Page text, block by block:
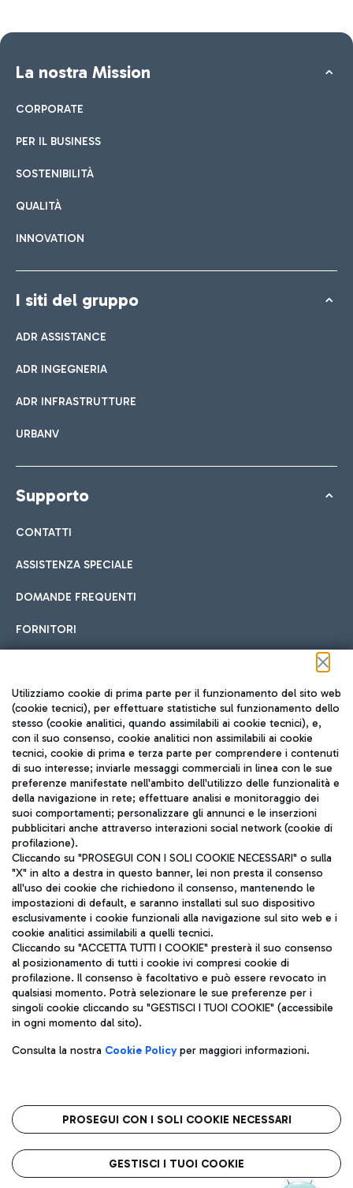
La nostra Mission
CORPORATE
PER IL BUSINESS
SOSTENIBILITÀ
QUALITÀ
INNOVATION
I siti del gruppo
ADR ASSISTANCE
ADR INGEGNERIA
ADR INFRASTRUTTURE
URBANV
Supporto
CONTATTI
ASSISTENZA SPECIALE
DOMANDE FREQUENTI
FORNITORI
Seguici sui social
TRAVEL JOURNAL
ITA
Aeroporti di Roma S.p.A. - Società soggetta a direzione e
coordinamento di Mundys S.p.A.
Codice fiscale e Registro delle Imprese di Roma 13032990155 P.
IVA 06572251004
Capitale sociale 62.224.743,00 int. vers.
Sede legale: Via Pier Paolo Racchetti 1 - 00054 Fiumicino (RM)
telefono +39 06 65951
Privacy policy
Note legali
Roma FCO
L'aeroporto stellato
Utilizziamo cookie di prima parte per il funzionamento del sito web
(cookie tecnici), per effettuare statistiche sul funzionamento dello
stesso (cookie analitici, quando assimilabili ai cookie tecnici), e,
con il suo consenso, cookie analitici non assimilabili ai cookie
tecnici, cookie di prima e terza parte per comprendere i contenuti
di suo interesse; inviarle messaggi commerciali in linea con le sue
preferenze manifestate nell'ambito dell'utilizzo delle funzionalità e
della navigazione in rete; effettuare analisi e monitoraggio dei
suoi comportamenti; personalizzare gli annunci e le inserzioni
pubblicitari anche attraverso interazioni social network (cookie di
profilazione).
Cliccando su "PROSEGUI CON I SOLI COOKIE NECESSARI" o sulla
"X" in alto a destra in questo banner, lei non presta il consenso
all'uso dei cookie che richiedono il consenso, mantenendo le
impostazioni di default, e saranno installati sul suo dispositivo
esclusivamente i cookie funzionali alla navigazione sul sito web e i
cookie analitici assimilabili a quelli tecnici.
Cliccando su "ACCETTA TUTTI I COOKIE" presterà il suo consenso
al posizionamento di tutti i cookie ivi compresi cookie di
profilazione. Il consenso è facoltativo e può essere revocato in
qualsiasi momento. Potrà selezionare le sue preferenze per i
singoli cookie cliccando su "GESTISCI I TUOI COOKIE" (accessibile
in ogni momento dal sito).
Consulta la nostra Cookie Policyper maggiori informazioni.
PROSEGUI CON I SOLI COOKIE NECESSARI
GESTISCI I TUOI COOKIE